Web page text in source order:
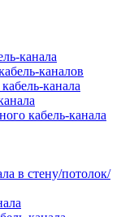
канала
каналов
канала
кабель-канала
в стену/потолок/